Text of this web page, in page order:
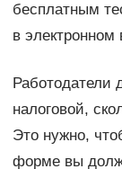
бесплатным
в электронном
Работодатели
налоговой,
Это нужно,
форме вы